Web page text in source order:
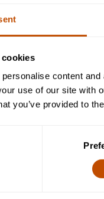
content
use of our site with
you’ve provided to